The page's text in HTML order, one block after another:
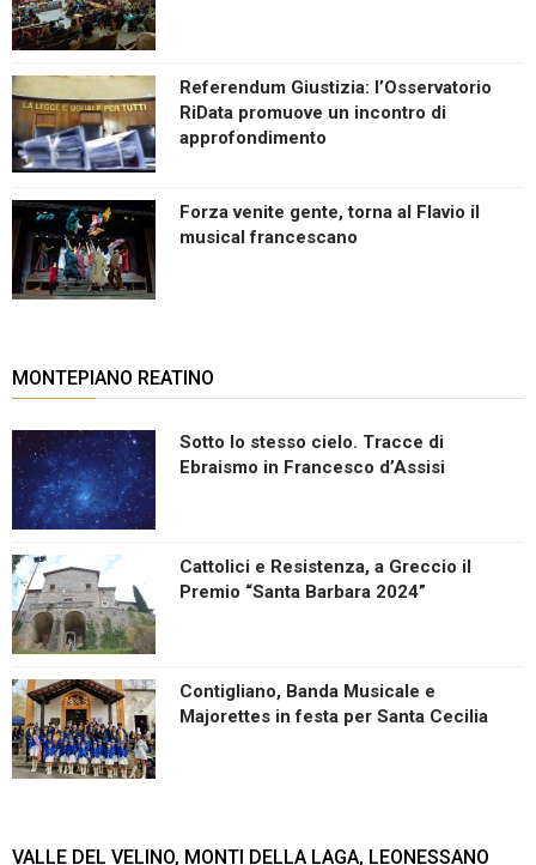
Referendum Giustizia: l’Osservatorio
RiData promuove un incontro di
approfondimento
Forza venite gente, torna al Flavio il
musical francescano
MONTEPIANO REATINO
Sotto lo stesso cielo. Tracce di
Ebraismo in Francesco d’Assisi
Cattolici e Resistenza, a Greccio il
Premio “Santa Barbara 2024”
Contigliano, Banda Musicale e
Majorettes in festa per Santa Cecilia
VALLE DEL VELINO, MONTI DELLA LAGA, LEONESSANO